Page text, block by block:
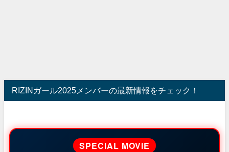
RIZINガール2025メンバーの最新情報をチェック！
SPECIAL MOVIE